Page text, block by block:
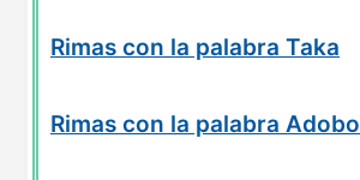
Rimas con la palabra Taka
Rimas con la palabra Adobo